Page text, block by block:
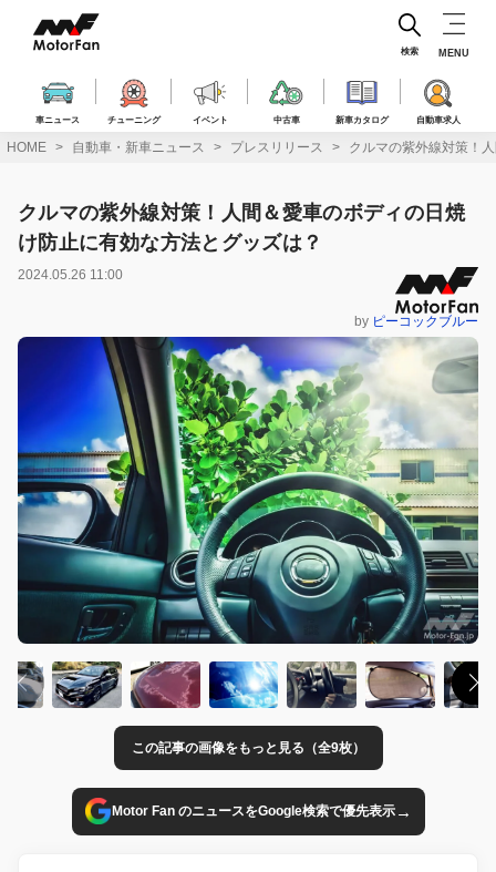
ス
車ニュース チューニング イベント 中古車 新車カタログ 自動車求人
検索 MENU
HOME 自動車・新車ニュース プレスリリース クルマの紫外線対策！
クルマの紫外線対策！人間＆愛車のボディの日焼
け防止に有効な方法とグッズは？
2024.05.26 11:00
by ピーコックブルー
この記事の画像をもっと見る（全9枚）
Motor Fan のニュースをGoogle検索で優先表示→